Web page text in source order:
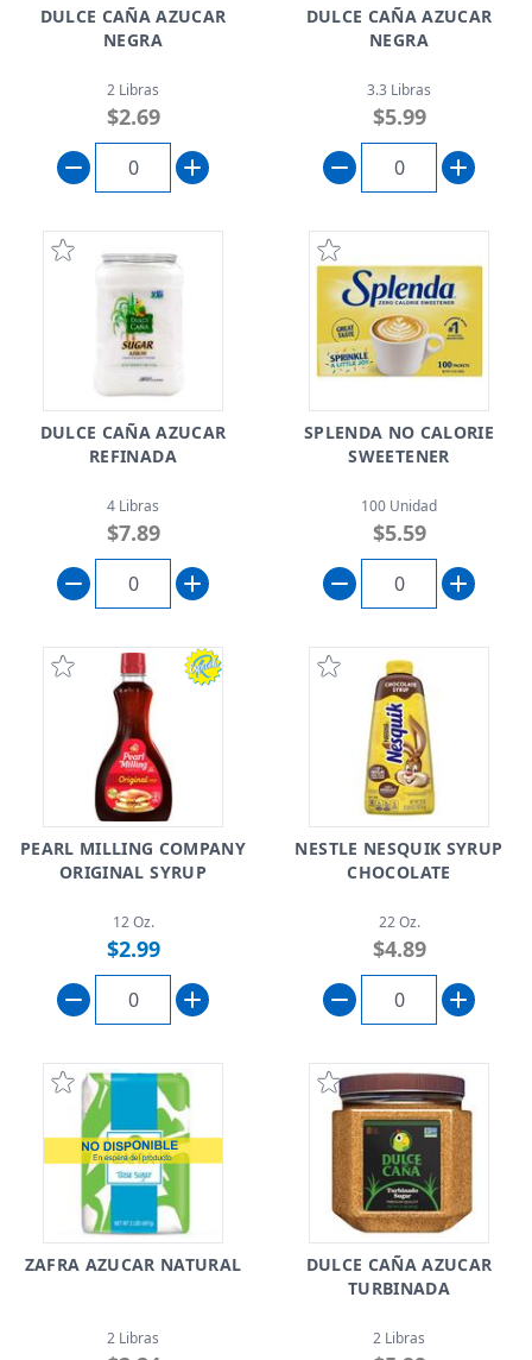
DULCE CAÑA AZUCAR
NEGRA
2 Libras
$2.69
DULCE CAÑA AZUCAR
NEGRA
3.3 Libras
$5.99
DULCE CAÑA AZUCAR
REFINADA
4 Libras
$7.89
SPLENDA NO CALORIE
SWEETENER
100 Unidad
$5.59
PEARL MILLING COMPANY
ORIGINAL SYRUP
12 Oz.
$2.99
NESTLE NESQUIK SYRUP
CHOCOLATE
22 Oz.
$4.89
ZAFRA AZUCAR NATURAL
2 Libras
DULCE CAÑA AZUCAR
TURBINADA
2 Libras